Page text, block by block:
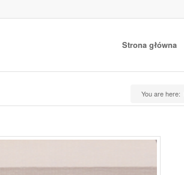
Strona główna
You are here: